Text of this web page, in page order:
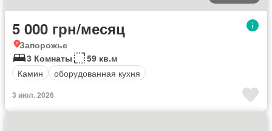
5 000 грн/месяц
Запорожье
3 Комнаты
59 кв.м
Камин
оборудованная кухня
3 июл. 2026